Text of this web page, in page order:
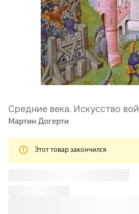
Средние века. Искусство
Мартин Догерти
Этот товар закончился